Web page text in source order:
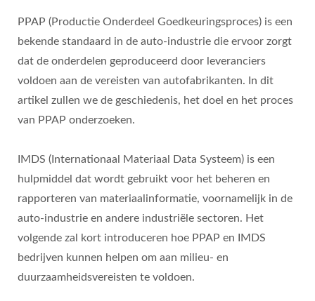
PPAP (Productie Onderdeel Goedkeuringsproces) is een
bekende standaard in de auto-industrie die ervoor zorgt
dat de onderdelen geproduceerd door leveranciers
voldoen aan de vereisten van autofabrikanten. In dit
artikel zullen we de geschiedenis, het doel en het proces
van PPAP onderzoeken.
IMDS (Internationaal Materiaal Data Systeem) is een
hulpmiddel dat wordt gebruikt voor het beheren en
rapporteren van materiaalinformatie, voornamelijk in de
auto-industrie en andere industriële sectoren. Het
volgende zal kort introduceren hoe PPAP en IMDS
bedrijven kunnen helpen om aan milieu- en
duurzaamheidsvereisten te voldoen.